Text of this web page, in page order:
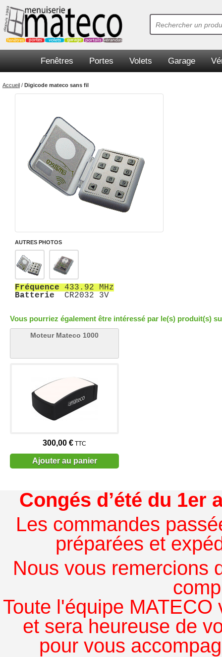
Fenêtres Portes Volets Garage
Accueil / Digicode mateco sans fil
AUTRES PHOTOS
Fréquence 433.92 MHz
Batterie
CR2032 3V
Vous pourriez également être intéressé par le(s) produit(s)
Moteur Mateco 1000
300,00 € TTC
Ajouter au panier
Congés d’été du 1er
Les commandes
préparées et
Nous vous remercions
Toute l'équipe
et sera heureuse de
pour vous